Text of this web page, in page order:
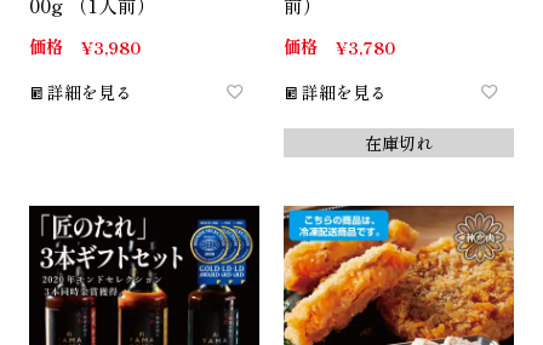
価格 ¥3,980
詳細を見る
価格 ¥3,780
詳細を見る
在庫切れ